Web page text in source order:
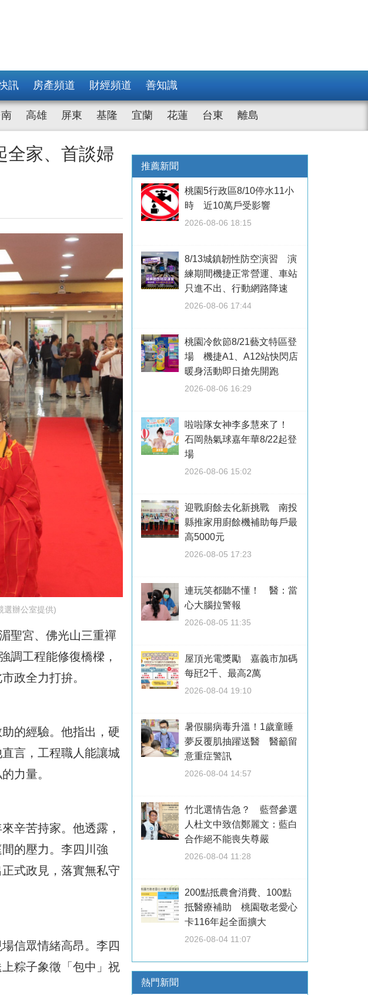
訊 房產頻道 財經頻道 善知識
高雄 屏東 基隆 宜蘭 花蓮 台東 離島
全家、首談婦
選辦公室提供)
聖宮、佛光山三重禪
調工程能修復橋樑，
政全力打拚。
的經驗。他指出，硬
言，工程職人能讓城
力量。
辛苦持家。他透露，
的壓力。李四川強
式政見，落實無私守
信眾情緒高昂。李四
粽子象徵「包中」祝
推薦新聞
桃園5行政區8/10停水11小
時 近10萬戶受影響
2026-08-06 18:15
8/13城鎮韌性防空演習 演
練期間機捷正常營運、車站
只進不出、行動網路降速
2026-08-06 17:44
桃園冷飲節8/21藝文特區登
場 機捷A1、A12站快閃店
暖身活動即日搶先開跑
2026-08-06 16:29
啦啦隊女神李多慧來了！
石岡熱氣球嘉年華8/22起登
場
2026-08-06 15:02
迎戰廚餘去化新挑戰 南投
縣推家用廚餘機補助每戶最
高5000元
2026-08-05 17:23
連玩笑都聽不懂！ 醫：當
心大腦拉警報
2026-08-05 11:35
屋頂光電獎勵 嘉義市加碼
每瓩2千、最高2萬
2026-08-04 19:10
暑假腸病毒升溫！1歲童睡
夢反覆肌抽躍送醫 醫籲留
意重症警訊
2026-08-04 14:57
竹北選情告急？ 藍營參選
人杜文中致信鄭麗文：藍白
合作絕不能喪失尊嚴
2026-08-04 11:28
200點抵農會消費、100點
抵醫療補助 桃園敬老愛心
卡116年起全面擴大
2026-08-04 11:07
熱門新聞